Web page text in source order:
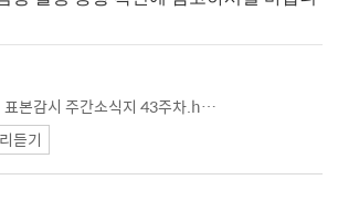
2024년도 감염병 표본감시 주간소식지 43주차.hwp
듣기